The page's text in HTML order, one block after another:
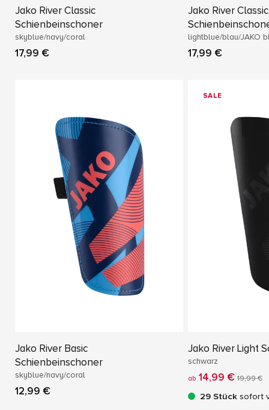
Jako River Classic
Schienbeinschoner
skyblue/navy/coral
17,99 €
Jako River Classic
lightblue/blau/JAKO
17,99 €
Jako River Basic
Schienbeinschoner
skyblue/navy/coral
12,99 €
SALE
Jako River Light
schwarz
ab 14,99 € 19,99 €
29 Stück sofort